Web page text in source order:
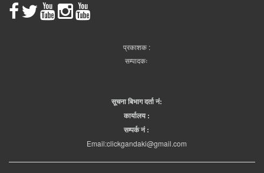
प्रकाशक :
सम्पादकः
सूचना बिभाग दर्ता नं:
कार्यालय :
सम्पर्क नं :
Email:clickgandaki@gmail.com